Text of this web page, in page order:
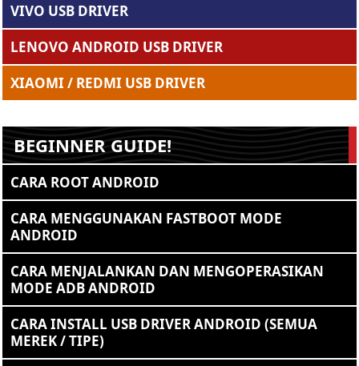
VIVO USB DRIVER
LENOVO ANDROID USB DRIVER
XIAOMI / REDMI USB DRIVER
BEGINNER GUIDE!
CARA ROOT ANDROID
CARA MENGGUNAKAN FASTBOOT MODE
ANDROID
CARA MENJALANKAN DAN MENGOPERASIKAN
MODE ADB ANDROID
CARA INSTALL USB DRIVER ANDROID (SEMUA
MEREK / TIPE)